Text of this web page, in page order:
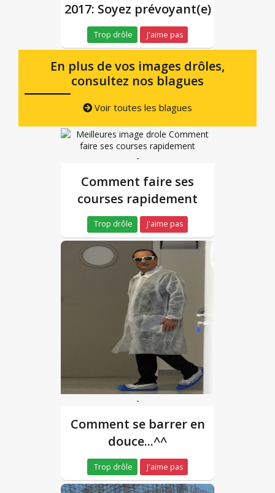
2017: Soyez prévoyant(e)
Trop drôle J'aime pas
En plus de vos images drôles,
consultez nos blagues
Voir toutes les blagues
-
Comment faire ses
courses rapidement
Trop drôle J'aime pas
-
Comment se barrer en
douce...^^
Trop drôle J'aime pas